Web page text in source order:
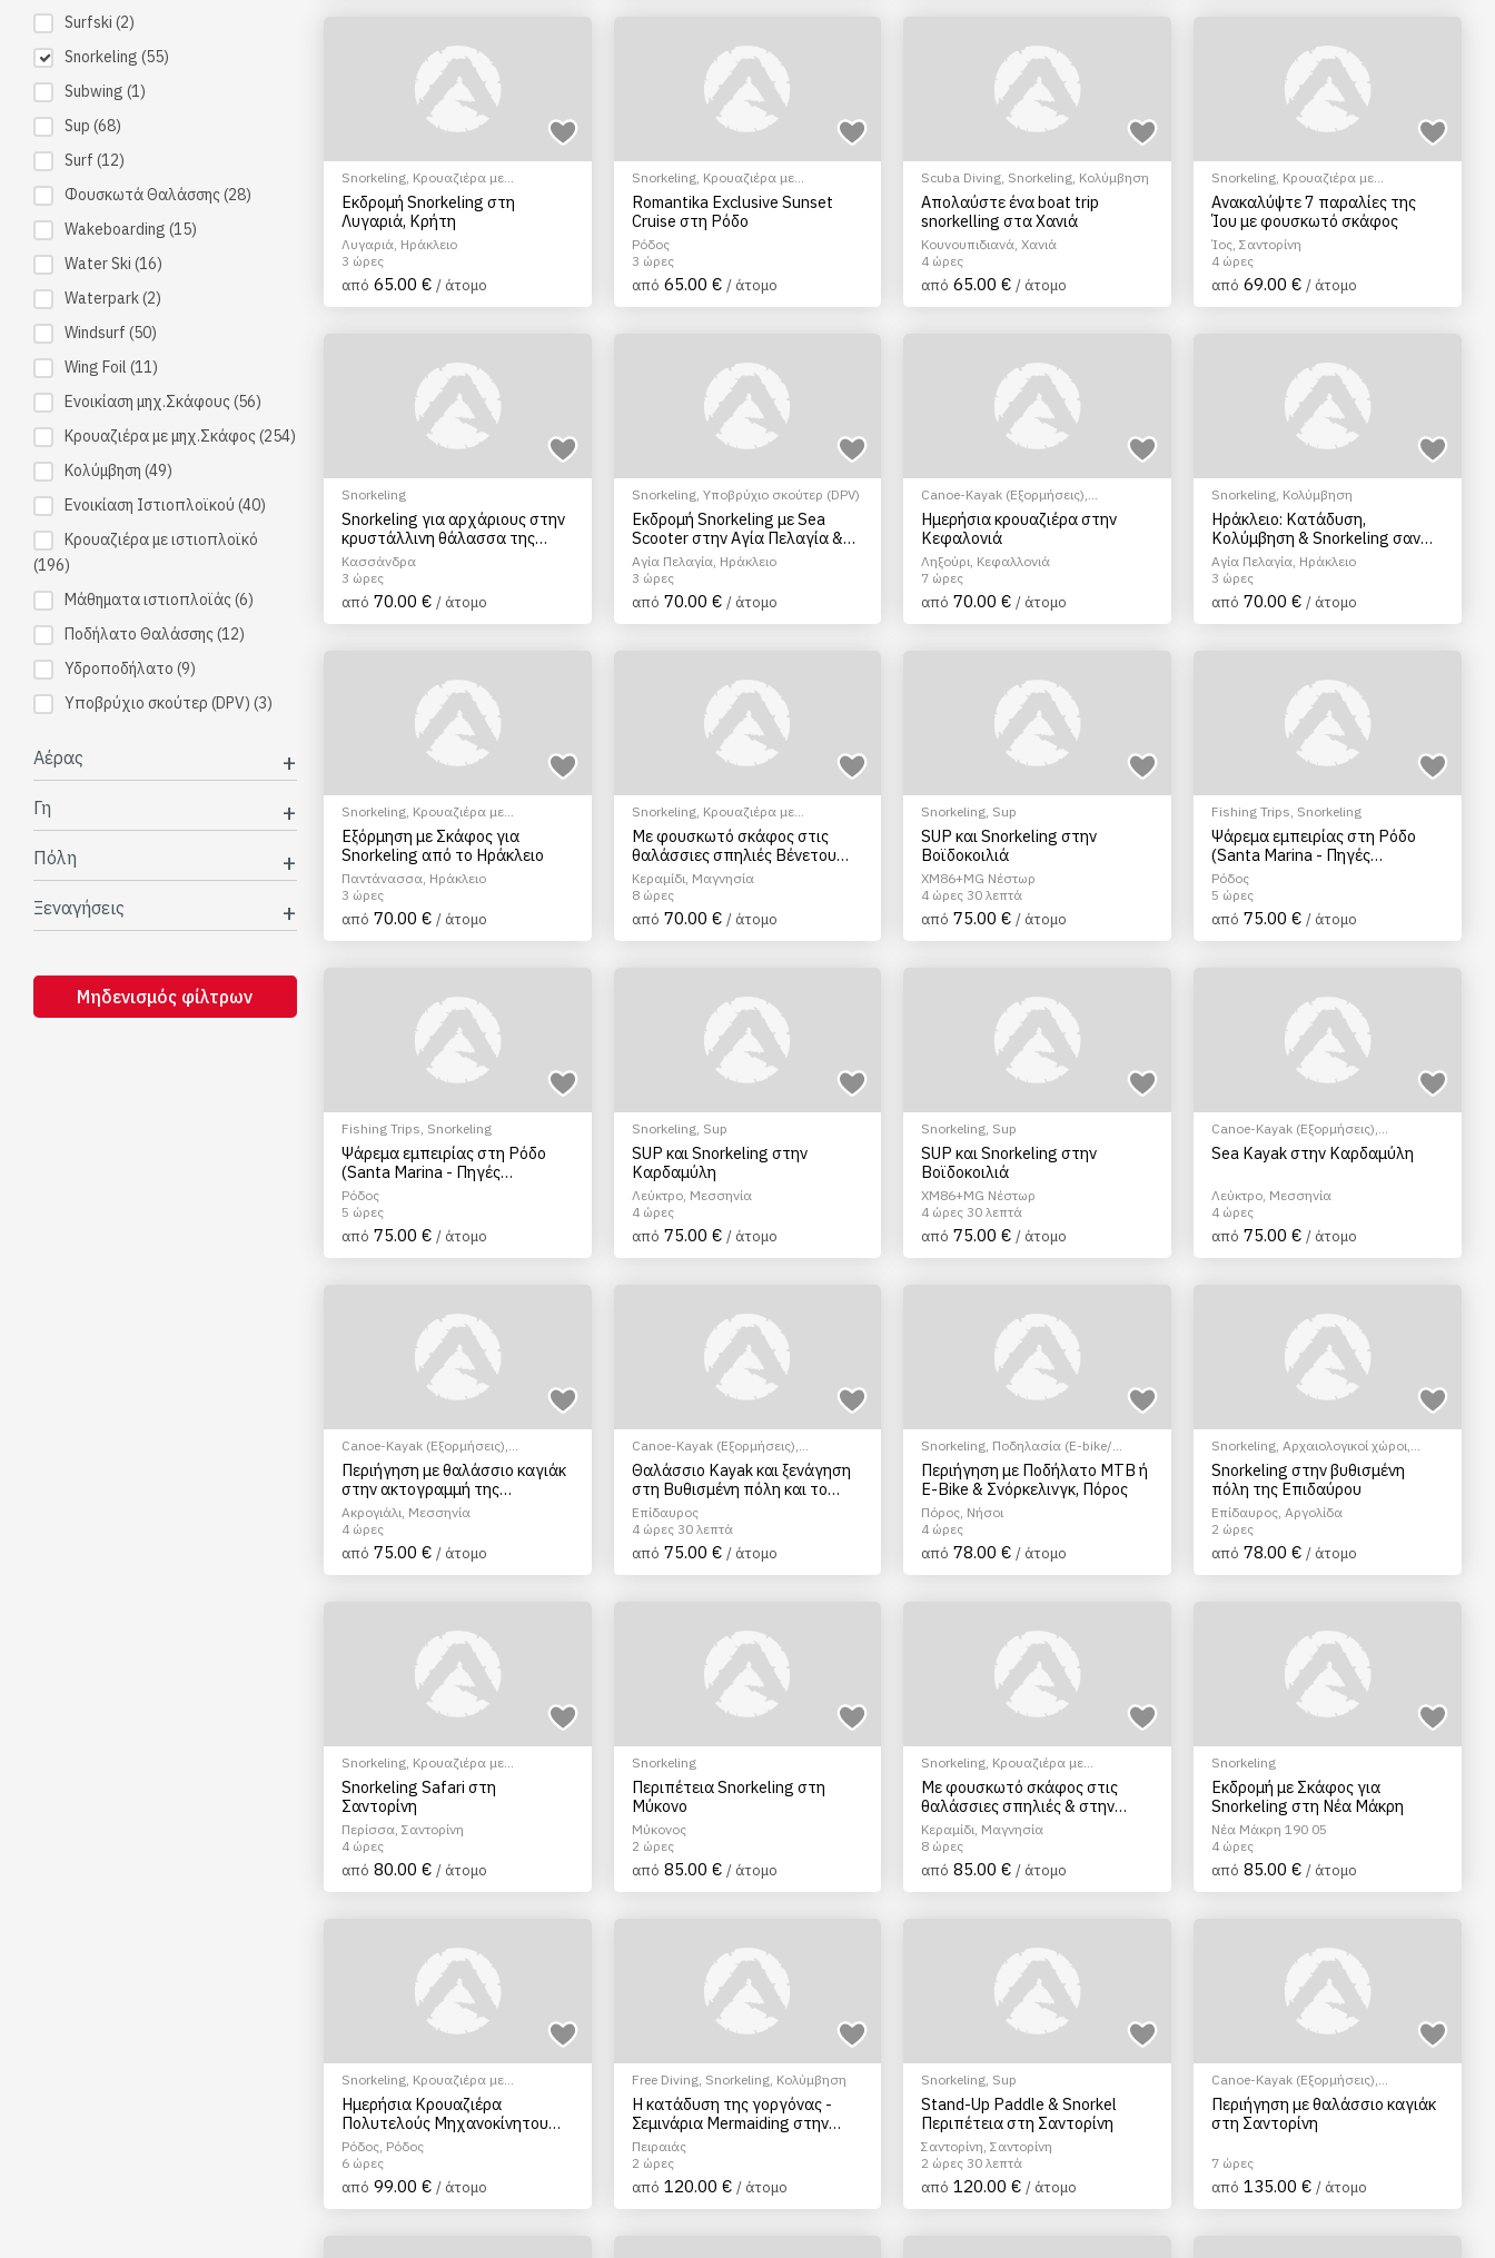
Surfski (2)
Snorkeling (55)
Subwing (1)
Sup (68)
Surf (12)
Φουσκωτά Θαλάσσης(28)
Wakeboarding (15)
Water Ski (16)
Waterpark(2)
Windsurf (50)
Wing Foil (11)
Ενοικίαση μηχ.Σκάφους(56)
Κρουαζιέρα με μηχ.Σκάφος(254)
Κολύμβηση (49)
Ενοικίαση Ιστιοπλοϊκού (40)
Κρουαζιέρα με ιστιοπλοϊκό
(196)
Μάθηματα ιστιοπλοϊάς(6)
Ποδήλατο Θαλάσσης(12)
Υδροποδήλατο (9)
Υποβρύχιο σκούτερ (DPV) (3)
Αέρας
Γη
Πόλη
Ξεναγήσεις
Μηδενισμός φίλτρων
Snorkeling, Κρουαζιέρα με
μηχ.Σκάφος, Κολύμβηση
Εκδρομή Snorkeling στη
Λυγαριά, Κρήτη
Λυγαριά, Ηράκλειο
3 ώρες
από 65.00 € / άτομο
Snorkeling, Κρουαζιέρα με
μηχ.Σκάφος
Romantika Exclusive Sunset
Cruise στη Ρόδο
Ρόδος
3 ώρες
από 65.00 € / άτομο
Scuba Diving, Snorkeling, Κολύμβηση
Απολαύστε ένα boat trip
snorkelling στα Χανιά
Κουνουπιδιανά, Χανιά
4 ώρες
από 65.00 € / άτομο
Snorkeling, Κρουαζιέρα με
μηχ.Σκάφος
Ανακαλύψτε 7 παραλίες της
Ίου με φουσκωτό σκάφος
Ίος, Σαντορίνη
4 ώρες
από 69.00 € / άτομο
Snorkeling
Snorkeling για αρχάριους στην
κρυστάλλινη θάλασσα της
Χαλκιδικής
Κασσάνδρα
3 ώρες
από 70.00 € / άτομο
Snorkeling, Υποβρύχιο σκούτερ (DPV)
Εκδρομή Snorkeling με Sea
Scooter στην Αγία Πελαγία &
στον Κόλπο Μονοναύτη,
Ηράκλειο
Αγία Πελαγία, Ηράκλειο
3 ώρες
από 70.00 € / άτομο
Canoe-Kayak (Εξορμήσεις),
Snorkeling
Κρουαζιέρα με
μηχ.Σκάφος,Κολύμβηση
Ημερήσια κρουαζιέρα στην
Κεφαλονιά
Ληξούρι, Κεφαλλονιά
7 ώρες
από 70.00 € / άτομο
Snorkeling, Κολύμβηση
Ηράκλειο: Κατάδυση,
Κολύμβηση & Snorkeling σαν
Γοργόνα
Αγία Πελαγία, Ηράκλειο
3 ώρες
από 70.00 € / άτομο
Snorkeling, Κρουαζιέρα με
μηχ.Σκάφος
Εξόρμηση με Σκάφος για
Snorkeling από το Ηράκλειο
Παντάνασσα, Ηράκλειο
3 ώρες
από 70.00 € / άτομο
Snorkeling, Κρουαζιέρα με
μηχ.Σκάφος
Με φουσκωτό σκάφος στις
θαλάσσιες σπηλιές Βένετου
στο Πήλιο
Κεραμίδι, Μαγνησία
8 ώρες
από 70.00 € / άτομο
Snorkeling, Sup
SUP και Snorkeling στην
Βοϊδοκοιλιά
XM86+MG Νέστωρ
4 ώρες 30 λεπτά
από 75.00 € / άτομο
Fishing Trips, Snorkeling
Ψάρεμα εμπειρίας στη Ρόδο
(Santa Marina - Πηγές
Καλλιθέας)
Ρόδος
5 ώρες
από 75.00 € / άτομο
Fishing Trips, Snorkeling
Ψάρεμα εμπειρίας στη Ρόδο
(Santa Marina - Πηγές
Καλλιθέας)
Ρόδος
5 ώρες
από 75.00 € / άτομο
Snorkeling, Sup
SUP και Snorkeling στην
Καρδαμύλη
Λεύκτρο, Μεσσηνία
4 ώρες
από 75.00 € / άτομο
Snorkeling, Sup
SUP και Snorkeling στην
Βοϊδοκοιλιά
XM86+MG Νέστωρ
4 ώρες 30 λεπτά
από 75.00 € / άτομο
Canoe-Kayak (Εξορμήσεις),
Snorkeling
Sea Kayak στην Καρδαμύλη
Λεύκτρο, Μεσσηνία
4 ώρες
από 75.00 € / άτομο
Canoe-Kayak (Εξορμήσεις),
Snorkeling
Περιήγηση με θαλάσσιο καγιάκ
στην ακτογραμμή της
Καλαμάτας
Ακρογιάλι, Μεσσηνία
4 ώρες
από 75.00 € / άτομο
Canoe-Kayak (Εξορμήσεις),
Snorkeling
Αρχαιολογικοί χώροι
Ξεναγήσεις/Αξιοθέατα
Θαλάσσιο Kayak και ξενάγηση
στη Βυθισμένη πόλη και το
μικρό Θέατρο της Επιδαύρου
Επίδαυρος
4 ώρες 30 λεπτά
από 75.00 € / άτομο
Snorkeling, Ποδηλασία (E-bike/
Ορεινή/Πόλης)
Περιήγηση με Ποδήλατο MTB ή
E-Bike & Σνόρκελινγκ, Πόρος
Πόρος, Νήσοι
4 ώρες
από 78.00 € / άτομο
Snorkeling,Αρχαιολογικοί χώροι,
Ξεναγήσεις/Αξιοθέατα
Snorkeling στην βυθισμένη
πόλη της Επιδαύρου
Επίδαυρος, Αργολίδα
2 ώρες
από 78.00 € / άτομο
Snorkeling, Κρουαζιέρα με
μηχ.Σκάφος
Snorkeling Safari στη
Σαντορίνη
Περίσσα, Σαντορίνη
4 ώρες
από 80.00 € / άτομο
Snorkeling
Περιπέτεια Snorkeling στη
Μύκονο
Μύκονος
2 ώρες
από 85.00 € / άτομο
Snorkeling, Κρουαζιέρα με
μηχ.Σκάφος
Με φουσκωτό σκάφος στις
θαλάσσιες σπηλιές & στην
Νταμούχαρη στο Πήλιο
Κεραμίδι, Μαγνησία
8 ώρες
από 85.00 € / άτομο
Snorkeling
Εκδρομή με Σκάφος για
Snorkeling στη Νέα Μάκρη
Νέα Μάκρη 190 05
4 ώρες
από 85.00 € / άτομο
Snorkeling, Κρουαζιέρα με
μηχ.Σκάφος
Ημερήσια Κρουαζιέρα
Πολυτελούς Μηχανοκίνητου
Σκάφους στη Ρόδο
Ρόδος, Ρόδος
6 ώρες
από 99.00 € / άτομο
Free Diving, Snorkeling, Κολύμβηση
Η κατάδυση της γοργόνας -
Σεμινάρια Mermaiding στην
Αθήνα
Πειραιάς
2 ώρες
από 120.00 € / άτομο
Snorkeling, Sup
Stand-Up Paddle & Snorkel
Περιπέτεια στη Σαντορίνη
Σαντορίνη, Σαντορίνη
2 ώρες 30 λεπτά
από 120.00 € / άτομο
Canoe-Kayak (Εξορμήσεις),
Snorkeling
Περιήγηση με θαλάσσιο καγιάκ
στη Σαντορίνη
7 ώρες
από 135.00 € / άτομο